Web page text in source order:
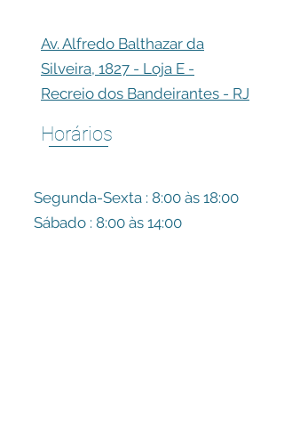
Av. Alfredo Balthazar da
Silveira, 1827 - Loja E -
Recreio dos Bandeirantes - RJ
Horários
Segunda-Sexta : 8:00 às 18:00
Sábado : 8:00 às 14:00